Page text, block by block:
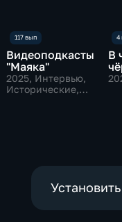
Видеоподкасты
"Маяка"
2025, Интервью,
Исторические,
В